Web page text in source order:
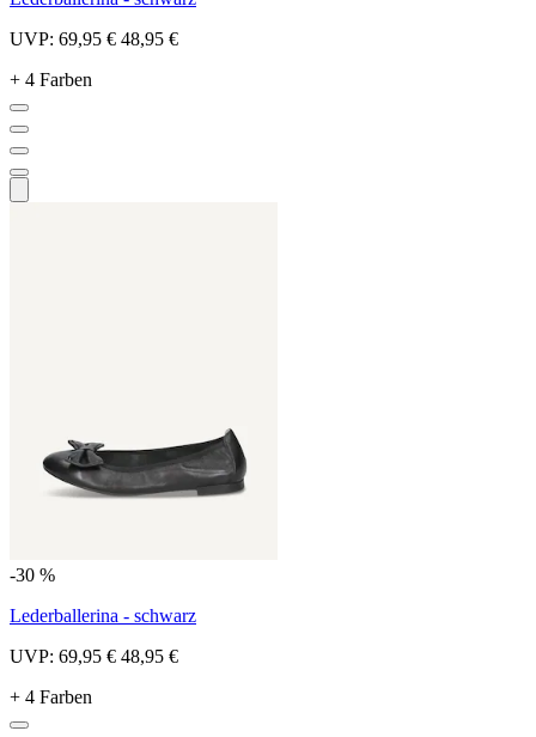
UVP: 69,95 € 48,95 €
+ 4 Farben
-30 %
Lederballerina - schwarz
UVP: 69,95 € 48,95 €
+ 4 Farben